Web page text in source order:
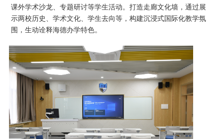
课外学术沙龙、专题研讨等学生活动。打造走廊文化墙，通过展
示两校历史、学术文化、学生去向等，构建沉浸式国际化教学氛
围，生动诠释海德办学特色。